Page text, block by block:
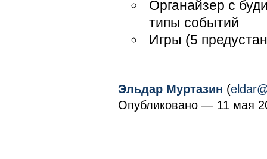
Органайзер с
типы событий
Игры (5
Эльдар Муртазин (
Опубликовано — 11 мая